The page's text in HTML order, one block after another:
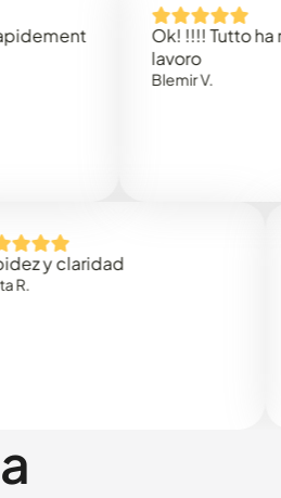
Ok! !!!! Tutto ha reso
We
and